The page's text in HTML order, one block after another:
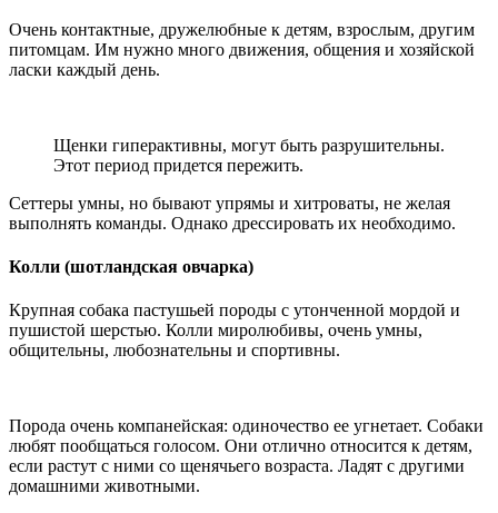
Очень контактные, дружелюбные к детям, взрослым, другим
питомцам. Им нужно много движения, общения и хозяйской
ласки каждый день.
Щенки гиперактивны, могут быть разрушительны.
Этот период придется пережить.
Сеттеры умны, но бывают упрямы и хитроваты, не желая
выполнять команды. Однако дрессировать их необходимо.
Колли (шотландская овчарка)
Крупная собака пастушьей породы с утонченной мордой и
пушистой шерстью. Колли миролюбивы, очень умны,
общительны, любознательны и спортивны.
Порода очень компанейская: одиночество ее угнетает. Собаки
любят пообщаться голосом. Они отлично относится к детям,
если растут с ними со щенячьего возраста. Ладят с другими
домашними животными.